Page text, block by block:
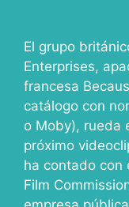
El grupo
Enterprises,
francesa
catálogo con
o Moby), rueda
próximo
ha contado con
Film